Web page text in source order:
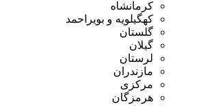
کرمانشاه
کهگیلویه و بویراحمد
گلستان
گیلان
لرستان
مازندران
مرکزی
هرمزگان